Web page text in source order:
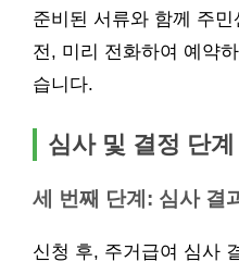
준비된 서류와 함께 주
전, 미리 전화하여 예약
습니다.
심사 및 결정 단계
세 번째 단계: 심사 결
신청 후, 주거급여 심사